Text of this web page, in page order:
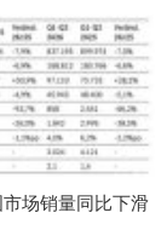
场销量同比下滑